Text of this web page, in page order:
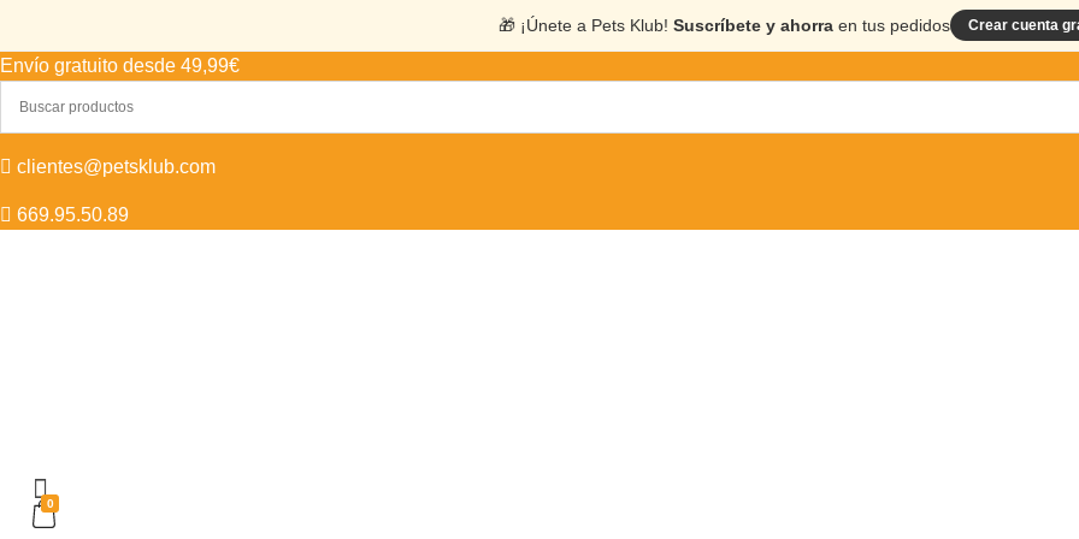
🎁 ¡Únete a Pets Klub! Suscríbete y ahorra en tus pedidos Crear cuenta
Envío gratuito desde 49,99€
clientes@petsklub.com
669.95.50.89
0